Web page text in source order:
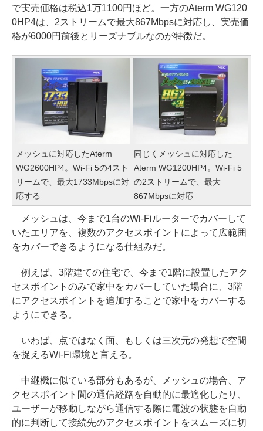
で実売価格は税込1万1100円ほど。一方のAterm WG120
0HP4は、2ストリームで最大867Mbpsに対応し、実売価
格が6000円前後とリーズナブルなのが特徴だ。
メッシュに対応したAterm
WG2600HP4。Wi-Fi 5の4スト
リームで、最大1733Mbpsに対
応する
同じくメッシュに対応した
Aterm WG1200HP4。Wi-Fi 5
の2ストリームで、最大
867Mbpsに対応
メッシュは、今まで1台のWi-Fiルーターでカバーして
いたエリアを、複数のアクセスポイントによって広範囲
をカバーできるようになる仕組みだ。
例えば、3階建ての住宅で、今まで1階に設置したアク
セスポイントのみで家中をカバーしていた場合に、3階
にアクセスポイントを追加することで家中をカバーする
ようにできる。
いわば、点ではなく面、もしくは三次元の発想で空間
を捉えるWi-Fi環境と言える。
中継機に似ている部分もあるが、メッシュの場合、ア
クセスポイント間の通信経路を自動的に最適化したり、
ユーザーが移動しながら通信する際に電波の状態を自動
的に判断して接続先のアクセスポイントをスムーズに切